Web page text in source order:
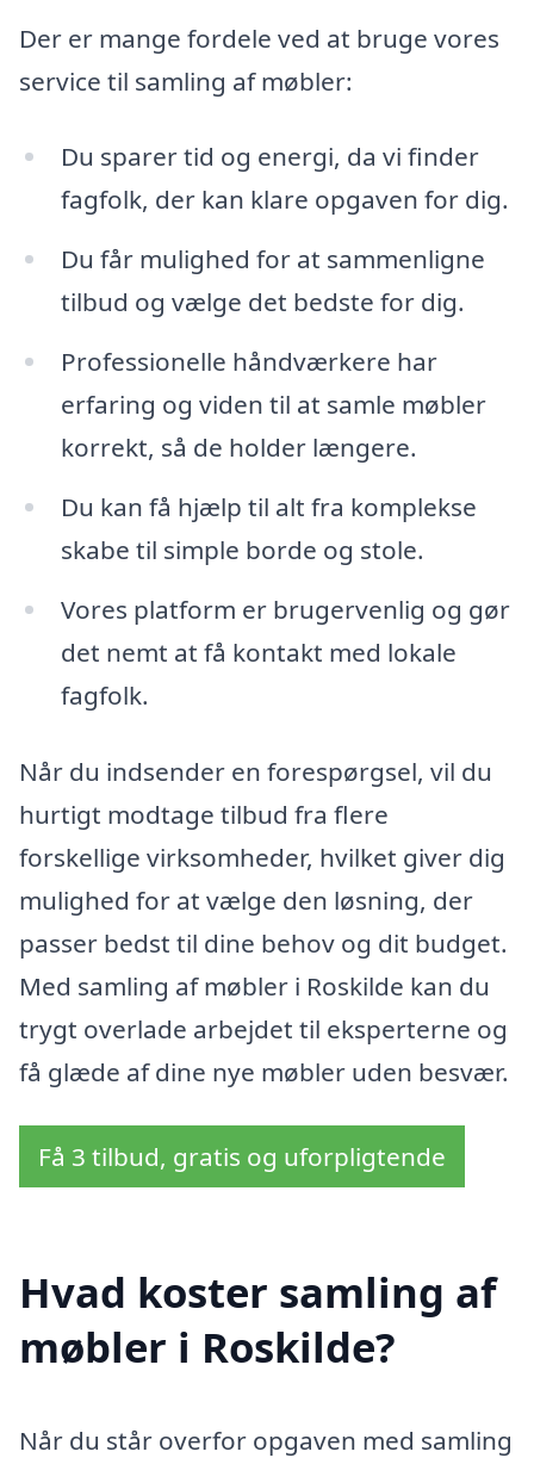
Der er mange fordele ved at bruge vores
service til samling af møbler:
Du sparer tid og energi, da vi finder
fagfolk, der kan klare opgaven for dig.
Du får mulighed for at sammenligne
tilbud og vælge det bedste for dig.
Professionelle håndværkere har
erfaring og viden til at samle møbler
korrekt, så de holder længere.
Du kan få hjælp til alt fra komplekse
skabe til simple borde og stole.
Vores platform er brugervenlig og gør
det nemt at få kontakt med lokale
fagfolk.
Når du indsender en forespørgsel, vil du
hurtigt modtage tilbud fra flere
forskellige virksomheder, hvilket giver dig
mulighed for at vælge den løsning, der
passer bedst til dine behov og dit budget.
Med samling af møbler i Roskilde kan du
trygt overlade arbejdet til eksperterne og
få glæde af dine nye møbler uden besvær.
Få 3 tilbud, gratis og uforpligtende
Hvad koster samling af
møbler i Roskilde?
Når du står overfor opgaven med samling